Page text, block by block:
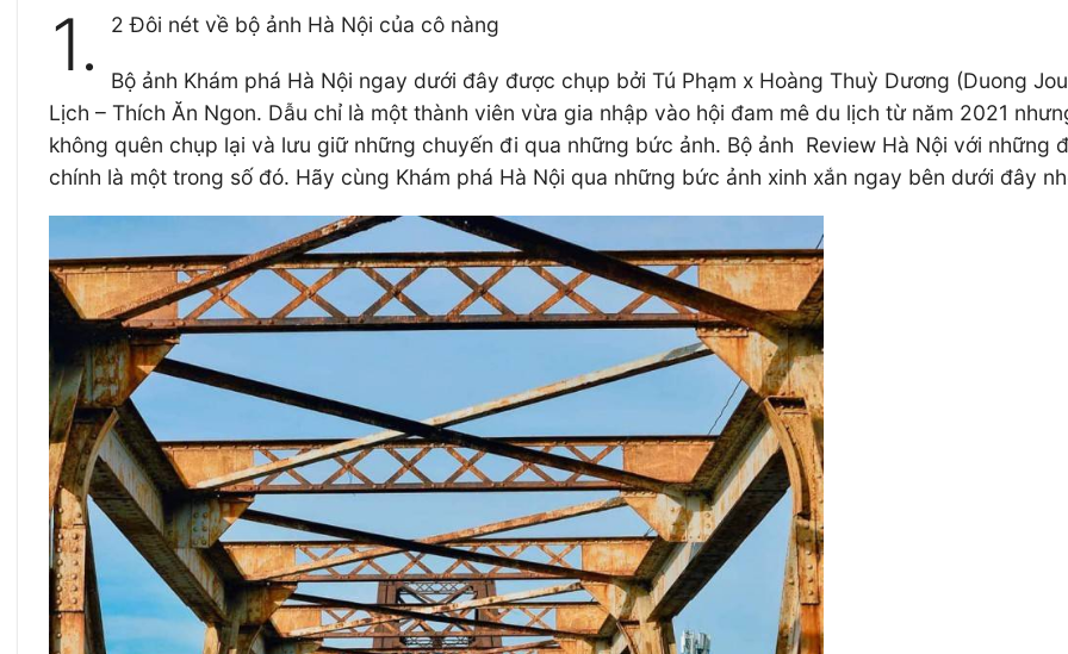
1. 2 Đôi nét về bộ ảnh Hà Nội của cô nàng
Bộ ảnh Khám phá Hà Nội ngay dưới đây được chụp bởi Tú Phạm x Hoàng Thuỳ Dương (Duong
Lịch – Thích Ăn Ngon. Dẫu chỉ là một thành viên vừa gia nhập vào hội đam mê du lịch từ năm 2021
không quên chụp lại và lưu giữ những chuyến đi qua những bức ảnh. Bộ ảnh Review Hà Nội với những
chính là một trong số đó. Hãy cùng Khám phá Hà Nội qua những bức ảnh xinh xắn ngay bên dưới đây